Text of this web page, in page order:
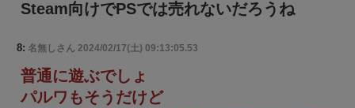
Steam向けでPSでは売れないだろうね
8: 名無しさん 2024/02/17(土) 09:13:05.53
普通に遊ぶでしょ
パルワもそうだけど